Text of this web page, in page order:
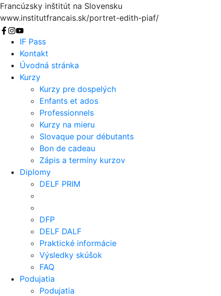
Francúzsky inštitút na Slovensku
www.institutfrancais.sk/portret-edith-piaf/
Vyhľadať
IF Pass
Kontakt
Úvodná stránka
Kurzy
Kurzy pre dospelých
Enfants et ados
Professionnels
Kurzy na mieru
Slovaque pour débutants
Bon de cadeau
Zápis a termíny kurzov
Diplomy
DELF PRIM
DFP
DELF DALF
Praktické informácie
Výsledky skúšok
FAQ
Podujatia
Podujatia